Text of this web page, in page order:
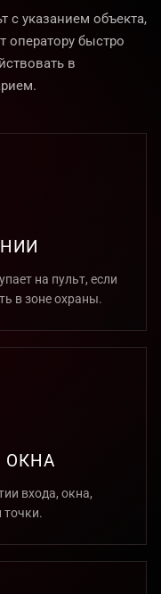
с указанием объекта,
оператору быстро
в
на пульт, если
в зоне охраны.
ОКНА
входа, окна,
точки.